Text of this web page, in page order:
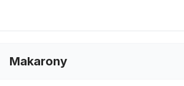
Makarony